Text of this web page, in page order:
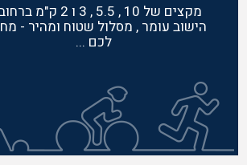
מקצים של 10 , 5.5 , 3 ו 2
הישוב עומר , מסלול שטוח ומהיר -
לכם ...